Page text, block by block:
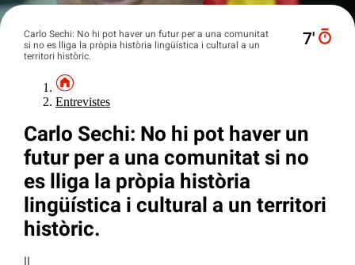
Carlo Sechi: No hi pot haver un futur per a una comunitat
si no es lliga la pròpia història lingüística i cultural a un
territori històric.
7′
Entrevistes
Carlo Sechi: No hi pot haver un
futur per a una comunitat si no
es lliga la pròpia història
lingüística i cultural a un territori
històric.
||